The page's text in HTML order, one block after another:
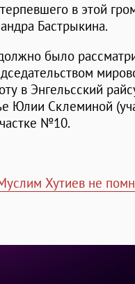
в этой
Бастрыкина.
было
в Энгельсский
Юлии Склеминой
№10.
Хутиев не